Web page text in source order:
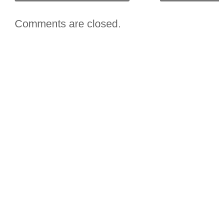
Comments are closed.